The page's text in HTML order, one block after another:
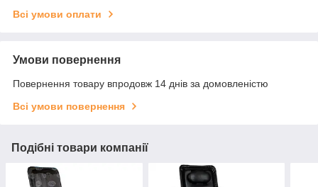
Всі умови оплати
Умови повернення
Повернення товару впродовж 14 днів за домовленістю
Всі умови повернення
Подібні товари компанії